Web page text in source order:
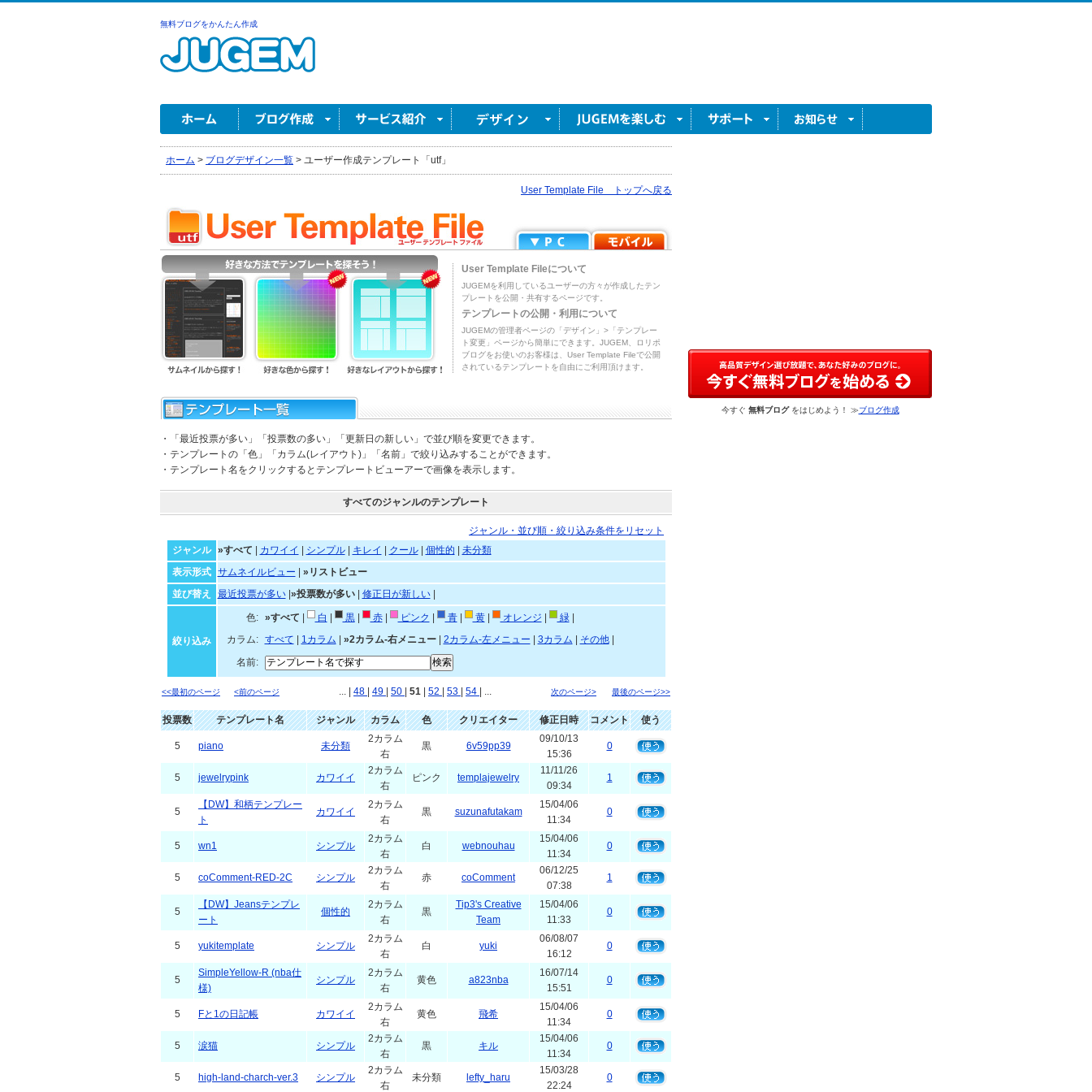
無料ブログをかんたん作成
ホーム > ブログデザイン一覧 > ユーザー作成テンプレート「utf」
User Template File トップへ戻る
User Template Fileについて
JUGEMを利用しているユーザーの方々が作成したテン
プレートを公開・共有するページです。
テンプレートの公開・利用について
JUGEMの管理者ページの「デザイン」>「テンプレー
ト変更」ページから簡単にできます。JUGEM、ロリポ
ブログをお使いのお客様は、User Template Fileで公開
されているテンプレートを自由にご利用頂けます。
・「最近投票が多い」「投票数の多い」「更新日の新しい」で並び順を変更できます。
・テンプレートの「色」「カラム(レイアウト)」「名前」で絞り込みすることができます。
・テンプレート名をクリックするとテンプレートビューアーで画像を表示します。
すべてのジャンルのテンプレート
ジャンル・並び順・絞り込み条件をリセット
ジャンル
»すべて カワイイ シンプル| キレイ クール| 個性的
未分類
表示形式
サムネイルビュー
»リストビュー
並び替え
最近投票が多い| »投票数が多い| 修正日が新しい|
絞り込み
色: »すべて 白 黒| 赤| ピンク 青| 黄| オレンジ 緑|
カラム:
すべて 1カラム »2カラム-右メニュー| 2カラム-左メニュー 3カラム その他|
名前:
<<最初のページ <前のページ ... | 48 49 50 51 52 53 54 | ... 次のページ> 最後のページ>>
投票数 テンプレート名 ジャンル カラム 色 クリエイター 修正日時 コメント 使う
5 piano 未分類
2カラム
右
黒 6v59pp39
09/10/13
15:36
0
5 jewelrypink カワイイ
2カラム
右
ピンク templajewelry
11/11/26
09:34
1
5
【DW】和柄テンプレー
ト
カワイイ
2カラム
右
黒 suzunafutakam
15/04/06
11:34
0
5 wn1 シンプル
2カラム
右
白 webnouhau
15/04/06
11:34
0
5 coComment-RED-2C シンプル
2カラム
右
赤 coComment
06/12/25
07:38
1
5
【DW】Jeansテンプレ
ート
個性的
2カラム
右
黒
Tip3's Creative
Team
15/04/06
11:33
0
5 yukitemplate シンプル
2カラム
右
白 yuki
06/08/07
16:12
0
5
SimpleYellow-R (nba仕
様)
シンプル
2カラム
右
黄色 a823nba
16/07/14
15:51
0
5 Fと1の日記帳 カワイイ
2カラム
右
黄色 飛希
15/04/06
11:34
0
5 涙猫 シンプル
2カラム
右
黒 キル
15/04/06
11:34
0
5 high-land-charch-ver.3 シンプル
2カラム
右
未分類 lefty_haru
15/03/28
22:24
0
今すぐ 無料ブログをはじめよう！ ≫ブログ作成